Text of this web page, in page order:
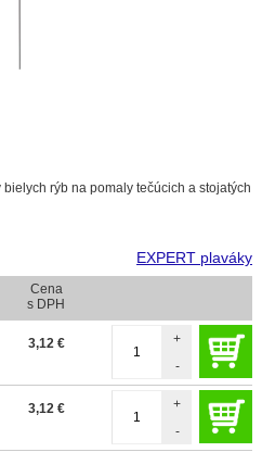
rýb na pomaly tečúcich a stojatých
EXPERT plaváky
Cena
s DPH
3,12 €
-
+
3,12 €
-
+